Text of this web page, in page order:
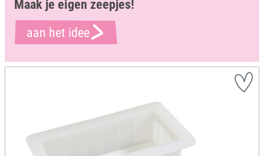
Maak je eigen zeepjes!
aan het idee